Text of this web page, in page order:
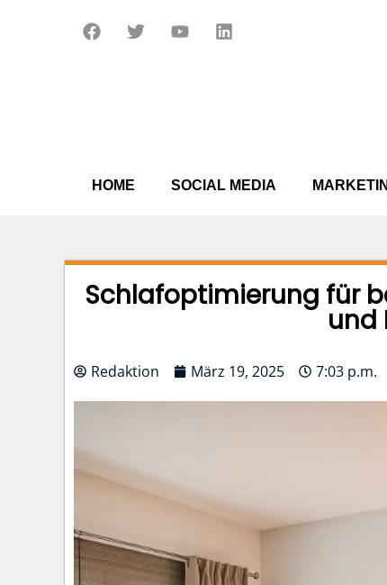
F
a
T
w
Y
o
L
i
HOME SOCIAL MEDIA
Schlafoptimierung für
und
Redaktion März 19, 2025 7:03 p.m.